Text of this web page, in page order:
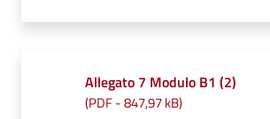
Allegato 7 Modulo B1 (2)
(PDF-847,97 kB)